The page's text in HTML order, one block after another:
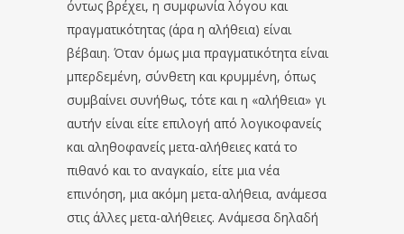
όντως βρέχει, η συμφωνία λόγου και
πραγματικότητας (άρα η αλήθεια) είναι
βέβαιη. Όταν όμως μια πραγματικότητα είναι
μπερδεμένη, σύνθετη και κρυμμένη, όπως
συμβαίνει συνήθως, τότε και η «αλήθεια» γι
αυτήν είναι είτε επιλογή από λογικοφανείς
και αληθοφανείς μετα-αλήθειες κατά το
πιθανό και το αναγκαίο, είτε μια νέα
επινόηση, μια ακόμη μετα-αλήθεια, ανάμεσα
στις άλλες μετα-αλήθειες. Ανάμεσα δηλαδή